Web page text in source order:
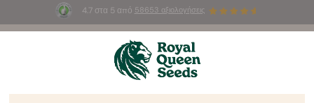
4.7 στα 5 από 58653 αξιολογήσεις
Summer Sales : Έως και -50%
προϊόντα! ⏤